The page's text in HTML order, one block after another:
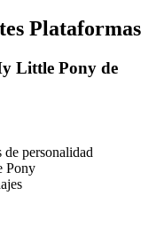
Plataformas
Little Pony de
de personalidad
Pony